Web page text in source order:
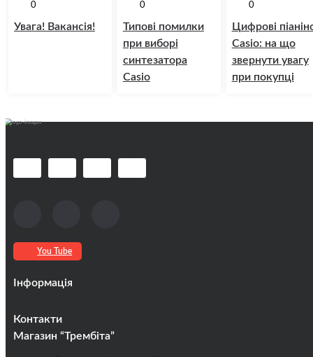
Увага! Вакансія!
0
Типові помилки
при виборі
синтезатора
Casio
0
Цифрові
Casio: на що
звернути увагу
при покупці
0
You Tube
Інформація
Кредити
Контакти
Магазин “Трембіта”